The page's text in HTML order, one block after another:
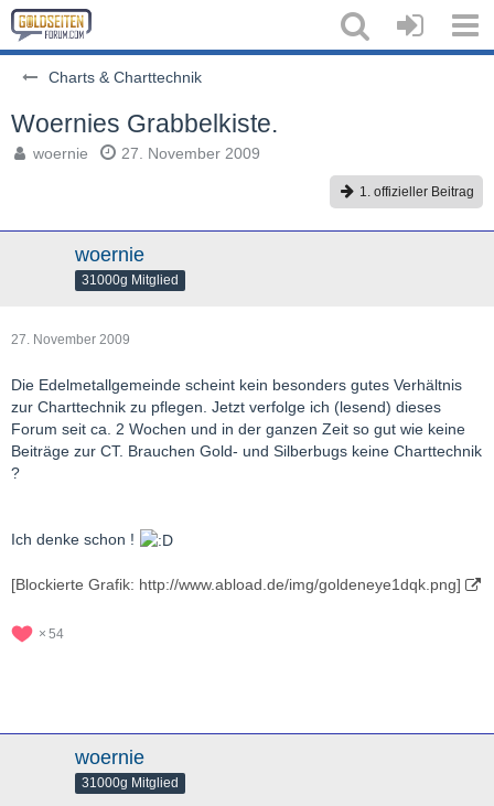
Charts & Charttechnik
Woernies Grabbelkiste.
woernie 27. November 2009
1. offizieller Beitrag
woernie
31000g Mitglied
27. November 2009
Die Edelmetallgemeinde scheint kein besonders gutes Verhältnis
zur Charttechnik zu pflegen. Jetzt verfolge ich (lesend) dieses
Forum seit ca. 2 Wochen und in der ganzen Zeit so gut wie keine
Beiträge zur CT. Brauchen Gold- und Silberbugs keine Charttechnik
?
Ich denke schon !
[Blockierte Grafik: http://www.abload.de/img/goldeneye1dqk.png]
54
woernie
31000g Mitglied